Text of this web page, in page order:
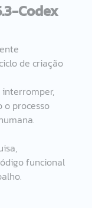
Codex
de criação
interromper,
o processo
funcional